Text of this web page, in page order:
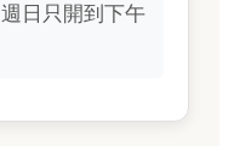
日只開到下午